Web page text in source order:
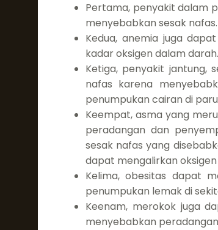
Pertama, penyakit dalam
menyebabkan sesak nafas.
Kedua, anemia juga
kadar oksigen dalam darah.
Ketiga, penyakit jantung,
nafas karena
penumpukan cairan di
Keempat, asma yang
peradangan dan
sesak nafas yang
dapat mengalirkan
Kelima, obesitas dapat
penumpukan lemak di
Keenam, merokok juga
menyebabkan